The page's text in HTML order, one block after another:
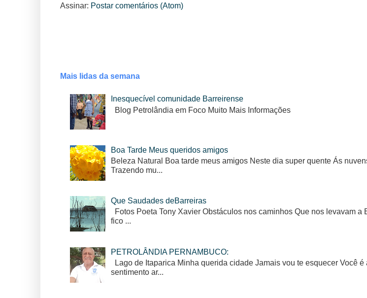
Assinar: Postar comentários (Atom)
Mais lidas da semana
Inesquecível comunidade Barreirense
Blog Petrolândia em Foco Muito Mais Informações
Boa Tarde Meus queridos amigos
Beleza Natural Boa tarde meus amigos Neste dia super quente Ás
Trazendo mu...
Que Saudades deBarreiras
Fotos Poeta Tony Xavier Obstáculos nos caminhos Que nos levavam
fico ...
PETROLÂNDIA PERNAMBUCO:
Lago de Itaparica Minha querida cidade Jamais vou te esquecer Você
sentimento ar...